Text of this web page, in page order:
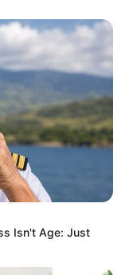
We All Commit!
Isn't Age: Just